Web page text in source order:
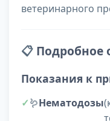
ветеринарного
📋 Подробное
Показания к
🪱Нематодозы